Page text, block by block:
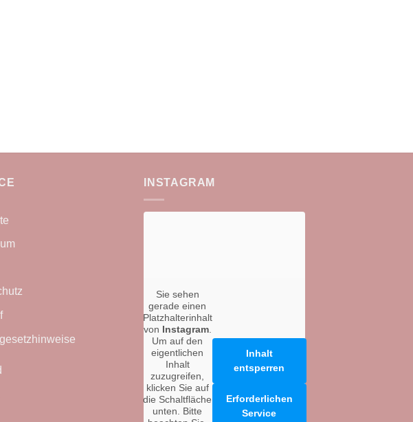
INSTAGRAM
Sie sehen
gerade einen
Platzhalterinhalt
von Instagram.
Um auf den
eigentlichen
Inhalt
zuzugreifen,
klicken Sie auf
die Schaltfläche
unten. Bitte
Inhalt
entsperren
Erforderlichen
Service